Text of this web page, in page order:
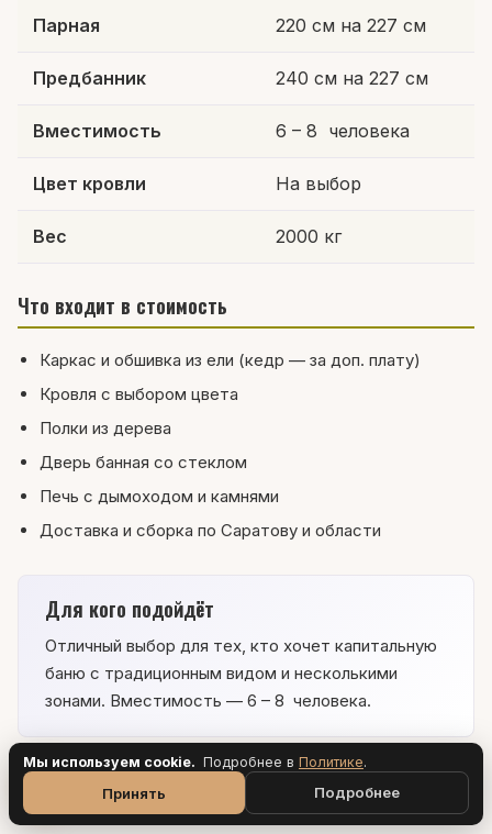
Парная 220 см на 227 см
Предбанник 240 см на 227 см
Вместимость 6 – 8 человека
Цвет кровли На выбор
Вес 2000 кг
Что входит в стоимость
Каркас и обшивка из ели (кедр — за доп. плату)
Кровля с выбором цвета
Полки из дерева
Дверь банная со стеклом
Печь с дымоходом и камнями
Доставка и сборка по Саратову и области
Для кого подойдёт
Отличный выбор для тех, кто хочет капитальную
баню с традиционным видом и несколькими
зонами. Вместимость — 6 – 8 человека.
Доставка и установка
Доставляем и устанавливаемза 5 дней. Саратов,
Мы используем cookie. Подробнее в Политике.
Принять Подробнее